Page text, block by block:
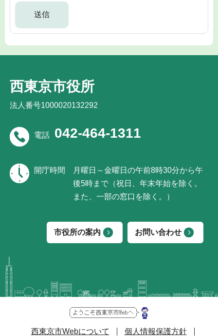
西東京市役所
法人番号1000020132292
電話 042-464-1311
開庁時間
月曜日～金曜日の午前8時30分から午
後5時まで（祝日、年末年始を除く。
また、一部の窓口を除く。）
市役所の案内 お問い合わせ
西東京市Webについて 個人情報保護方針